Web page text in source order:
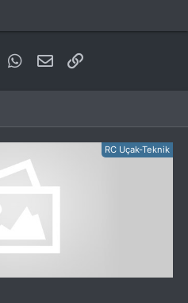
PinterestWhatsApp
E-posta
RC Uçak-Teknik